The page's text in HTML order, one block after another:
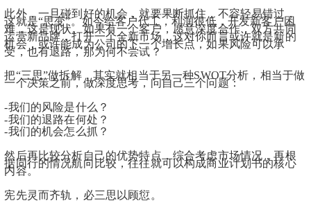
此外，一旦碰到好的机会，就要果断抓住，不容轻易错过，
这就是“思变”。如今给客户代工，利润很低，开发新客户困
难，这是现状。如果有一个客户，愿意深度合作，双方共同
运营新品牌，打开一个全新市场，这对你而言或许就是新的
机会，或许能成为公司的下一个增长点，如果风险可以承
受，也有退路，那为何不尝试？
把“三思”做拆解，其实就相当于另一种SWOT分析，相当于做
一个决策之前，做深度思考，问自己三个问题：
-我们的风险是什么？
-我们的退路在何处？
-我们的机会怎么抓？
然后再比较分析自己的优势特点，综合考虑市场情况，再根
据同行的情况航向比较，往往就可以构成商业计划书的核心
内容。
宪先灵而齐轨，必三思以顾愆。